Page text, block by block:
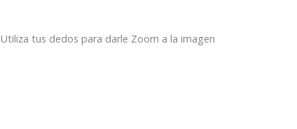
Utiliza tus dedos para darle Zoom a la imagen